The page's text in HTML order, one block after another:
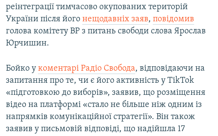
реінтеграції тимчасово окупованих територій
України після його нещодавніх заяв, повідомив
голова комітету ВР з питань свободи слова Ярослав
Юрчишин.
Бойко у коментарі Радіо Свобода, відповідаючи на
запитання про те, чи є його активність у TikTok
«підготовкою до виборів», заявив, що розміщення
відео на платформі «стало не більше ніж одним із
напрямків комунікаційної стратегії». Він також
заявив у письмовій відповіді, що надійшла 17